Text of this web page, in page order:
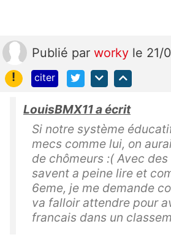
Publié par worky le 21/
!
citer
LouisBMX11 a écrit
Si notre système
mecs comme lui, on
de chômeurs :( Avec
savent a peine lire et
6eme, je me demande
va falloir attendre pour
francais dans un